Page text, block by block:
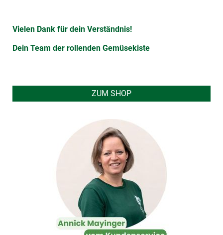
Vielen Dank für dein Verständnis!
Dein Team der rollenden Gemüsekiste
ZUM SHOP